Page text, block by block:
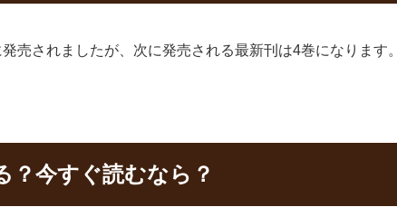
売されましたが、次に発売される最新刊は4巻になります。
？今すぐ読むなら？